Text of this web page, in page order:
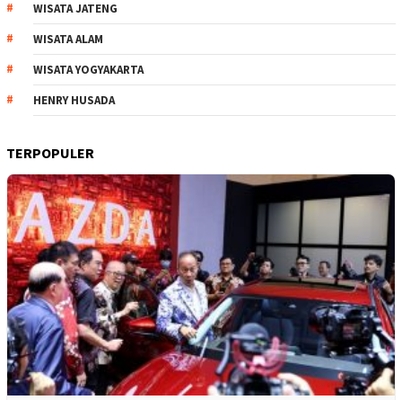
WISATA JATENG
WISATA ALAM
WISATA YOGYAKARTA
HENRY HUSADA
TERPOPULER